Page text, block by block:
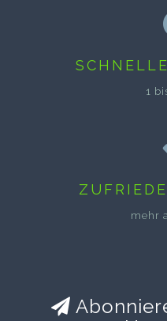
1
mehr